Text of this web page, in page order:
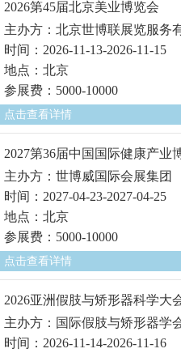
2026第45届北京美业博览会
主办方：北京世博联展览服务
时间：2026-11-13-2026-11-15
地点：北京
参展费：5000-10000
点击查看详情
2027第36届中国国际健康产业
主办方：世博威国际会展集团
时间：2027-04-23-2027-04-25
地点：北京
参展费：5000-10000
点击查看详情
2026亚洲假肢与矫形器科学大
主办方：国际假肢与矫形器学
时间：2026-11-14-2026-11-16